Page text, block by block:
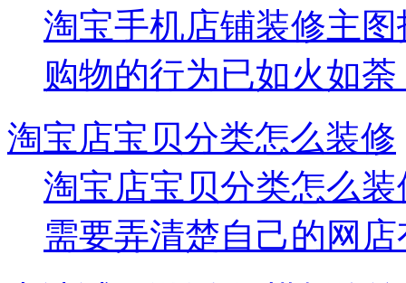
淘宝手机店铺装修主
购物的行为已如火如
淘宝店宝贝分类怎么装修
淘宝店宝贝分类怎么
需要弄清楚自己的网